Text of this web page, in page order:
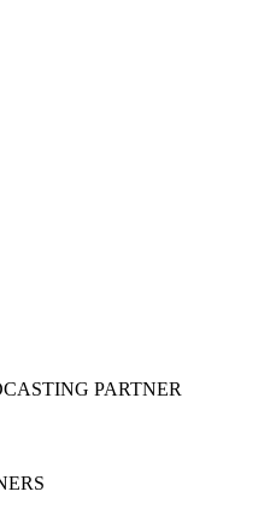
PARTNER